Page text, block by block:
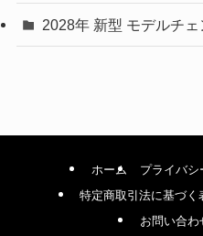
(1)
2028年 新型 モデルチ
ホーム プライバシ
特定商取引法に基づく
お問い合わ